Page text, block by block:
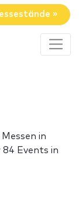
»
in
Events in